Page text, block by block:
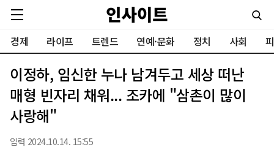
경제 라이프 트렌드 연예·문화 정치 사회
이정하, 임신한 누나 남겨두고 세상 떠난
매형 빈자리 채워... 조카에 "삼촌이 많이
사랑해"
입력 2024.10.14. 15:55